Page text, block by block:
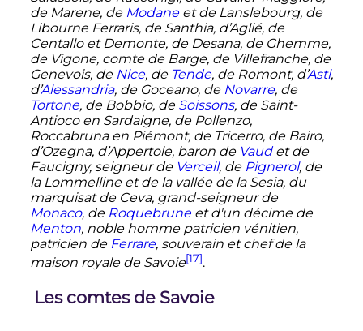
de Marene, de Modaneet de Lanslebourg, de
Libourne Ferraris, de Santhia, d’Aglié, de
Centallo et Demonte, de Desana, de Ghemme,
de Vigone, comte de Barge, de Villefranche, de
Genevois, de Nice, de Tende, de Romont, d’Asti,
d’Alessandria, de Goceano, de Novarre, de
Tortone, de Bobbio, de Soissons, de Saint-
Antioco en Sardaigne, de Pollenzo,
Roccabruna en Piémont, de Tricerro, de Bairo,
d’Ozegna, d’Appertole, baron de Vaudet de
Faucigny, seigneur de Verceil, de Pignerol, de
la Lommelline et de la vallée de la Sesia, du
marquisat de Ceva, grand-seigneur de
Monaco, de Roquebruneet d'un décime de
Menton, noble homme patricien vénitien,
patricien de Ferrare, souverain et chef de la
maison royale de Savoie[17].
Les comtes de Savoie